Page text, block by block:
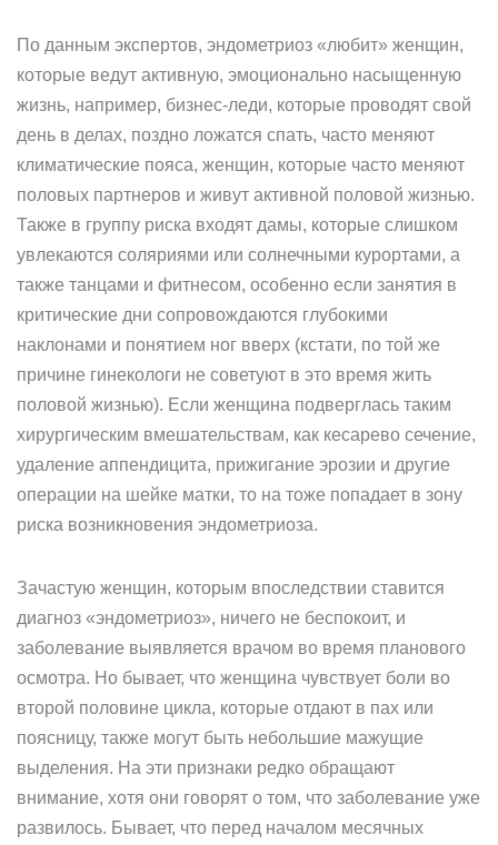
По данным экспертов, эндометриоз «любит» женщин,
которые ведут активную, эмоционально насыщенную
жизнь, например, бизнес-леди, которые проводят свой
день в делах, поздно ложатся спать, часто меняют
климатические пояса, женщин, которые часто меняют
половых партнеров и живут активной половой жизнью.
Также в группу риска входят дамы, которые слишком
увлекаются соляриями или солнечными курортами, а
также танцами и фитнесом, особенно если занятия в
критические дни сопровождаются глубокими
наклонами и понятием ног вверх (кстати, по той же
причине гинекологи не советуют в это время жить
половой жизнью). Если женщина подверглась таким
хирургическим вмешательствам, как кесарево сечение,
удаление аппендицита, прижигание эрозии и другие
операции на шейке матки, то на тоже попадает в зону
риска возникновения эндометриоза.
Зачастую женщин, которым впоследствии ставится
диагноз «эндометриоз», ничего не беспокоит, и
заболевание выявляется врачом во время планового
осмотра. Но бывает, что женщина чувствует боли во
второй половине цикла, которые отдают в пах или
поясницу, также могут быть небольшие мажущие
выделения. На эти признаки редко обращают
внимание, хотя они говорят о том, что заболевание уже
развилось. Бывает, что перед началом месячных